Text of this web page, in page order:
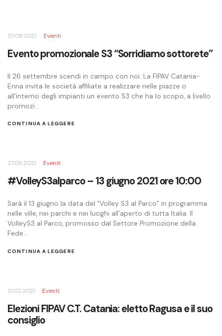
07.09.2021 Eventi
Evento promozionale S3 “Sorridiamo sottorete”
Il 26 settembre scendi in campo con noi. La FIPAV Catania-
Enna invita le società affiliate a realizzare nelle piazze o
all’interno degli impianti un evento S3 che ha lo scopo, a livello
promozi...
CONTINUA A LEGGERE
27.05.2021 Eventi
#VolleyS3alparco – 13 giugno 2021 ore 10:00
Sarà il 13 giugno la data del “Volley S3 al Parco” in programma
nelle ville, nei parchi e nei luoghi all’aperto di tutta Italia. Il
VolleyS3 al Parco, promosso dal Settore Promozione della
Fede...
CONTINUA A LEGGERE
21.02.2021 Eventi
Elezioni FIPAV C.T. Catania: eletto Ragusa e il suo
consiglio